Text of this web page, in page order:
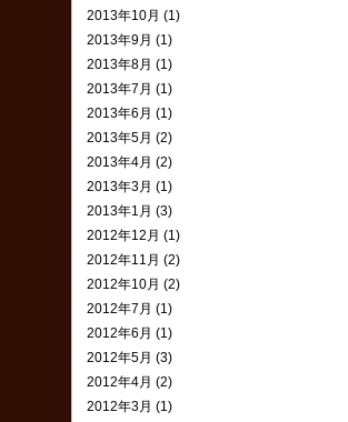
2013年10月 (1)
2013年9月 (1)
2013年8月 (1)
2013年7月 (1)
2013年6月 (1)
2013年5月 (2)
2013年4月 (2)
2013年3月 (1)
2013年1月 (3)
2012年12月 (1)
2012年11月 (2)
2012年10月 (2)
2012年7月 (1)
2012年6月 (1)
2012年5月 (3)
2012年4月 (2)
2012年3月 (1)